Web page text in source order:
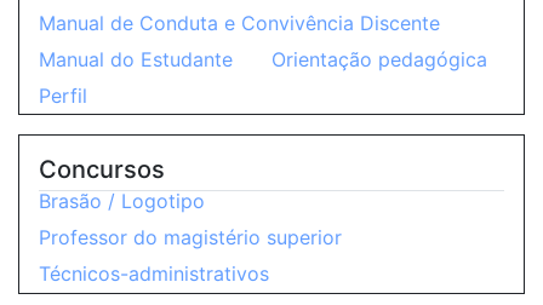
Manual de Conduta e Convivência Discente
Manual do Estudante
Orientação pedagógica
Perfil
Concursos
Brasão / Logotipo
Professor do magistério superior
Técnicos-administrativos